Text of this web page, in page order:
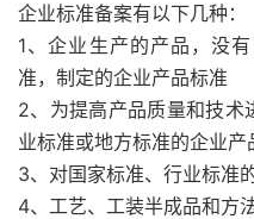
企业标准备案有以下几种：
1、企业生产的产品，没
准，制定的企业产品标准
2、为提高产品质量和技术
业标准或地方标准的企业产
3、对国家标准、行业标准
4、工艺、工装半成品和方